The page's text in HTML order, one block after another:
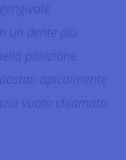
un dente più
posizione
apicalmente
vuoto chiamato